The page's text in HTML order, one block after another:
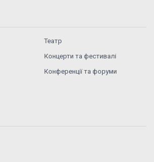
Театр
Концерти та фестивалі
Конференції та форуми